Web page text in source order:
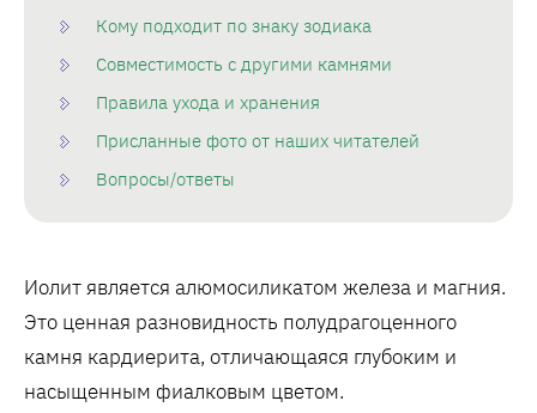
Кому подходит по знаку зодиака
Совместимость с другими камнями
Правила ухода и хранения
Присланные фото от наших читателей
Вопросы/ответы
Иолит является алюмосиликатом железа и магния.
Это ценная разновидность полудрагоценного
камня кардиерита, отличающаяся глубоким и
насыщенным фиалковым цветом.